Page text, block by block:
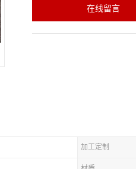
在线留言
加工定制